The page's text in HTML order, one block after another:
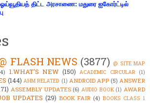
ஓய்வூதியத் திட்ட அரசாணை: மதுரை ஐகோர்ட்டில்
FLASH NEWS (3877) @ SITE MAP
1.WHAT'S NEW (150) ACADEMIC CIRCULAR (1)
(144) AHM RELATED (1) ANDROID APP (5) ANSWER
ASSEMBLY UPDATES (6) AUDIO BOOK (1) AWARD
UPDATES (29) BOOK FAIR (4) BOOKS CLASS 1